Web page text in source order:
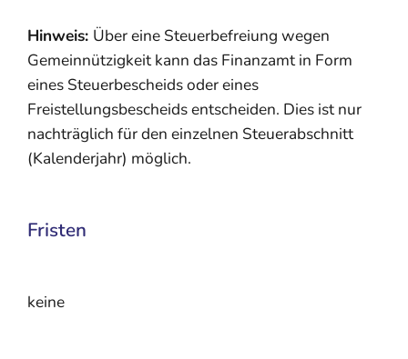
Hinweis: Über eine Steuerbefreiung wegen
Gemeinnützigkeit kann das Finanzamt in Form
eines Steuerbescheids oder eines
Freistellungsbescheids entscheiden. Dies ist nur
nachträglich für den einzelnen Steuerabschnitt
(Kalenderjahr) möglich.
Fristen
keine